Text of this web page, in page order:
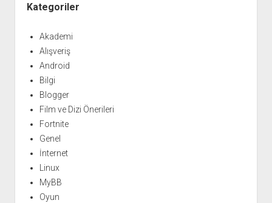
Kategoriler
Akademi
Alışveriş
Android
Bilgi
Blogger
Film ve Dizi Önerileri
Fortnite
Genel
İnternet
Linux
MyBB
Oyun